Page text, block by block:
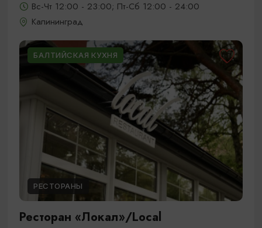
Вс-Чт 12:00 - 23:00; Пт-Сб 12:00 - 24:00
Калининград
БАЛТИЙСКАЯ КУХНЯ
РЕСТОРАНЫ
Ресторан «Локал»/Local